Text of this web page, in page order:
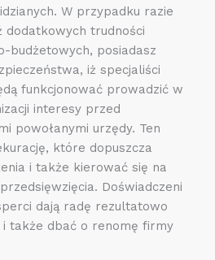
W przypadku razie
trudności
budżetowych, posiadasz
iż specjaliści
funkcjonować prowadzić w
interesy przed
powołanymi urzędy. Ten
które dopuszcza
i także kierować się na
Doświadczeni
dają radę rezultatowo
i także dbać o renomę firmy